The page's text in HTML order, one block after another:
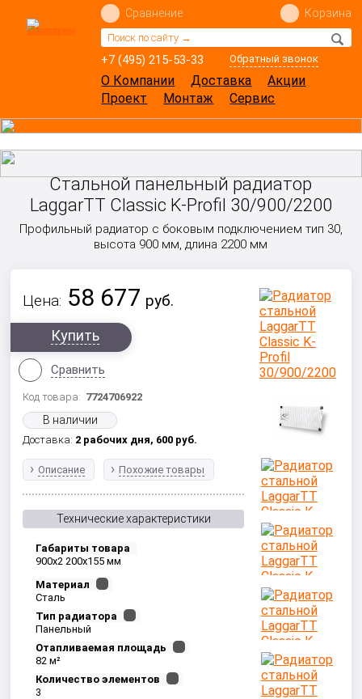
+7 (495) 215-53-33 Обратный звонок
Сравнение Корзина
О Компании Доставка
Акции
Проект
Монтаж Сервис
Стальной панельный радиатор
LaggarTT Classic K-Profil 30/900/2200
Профильный радиатор с боковым подключением тип 30,
высота 900 мм, длина 2200 мм
Цена: 58 677 руб.
Купить
Сравнить
Код товара: 7724706922
В наличии
Доставка: 2 рабочих дня, 600 руб.
Описание Похожие товары
Технические характеристики
Габариты товара
900x2 200x155 мм
Материал
Сталь
Тип радиатора
Панельный
Отапливаемая площадь
82 м²
Количество элементов
3